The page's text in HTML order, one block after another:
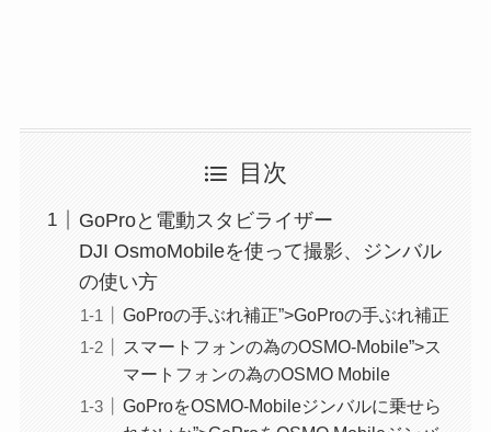
目次
GoProと電動スタビライザー
DJI OsmoMobileを使って撮影、ジンバル
の使い方
GoProの手ぶれ補正”>GoProの手ぶれ補正
スマートフォンの為のOSMO-Mobile”>ス
マートフォンの為のOSMO Mobile
GoProをOSMO-Mobileジンバルに乗せら